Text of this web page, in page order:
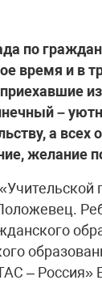
по
время и в
–
а
желание
– Россия»